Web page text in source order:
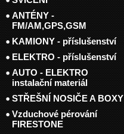
ANTÉNY -
FM/AM,GPS,GSM
KAMIONY - příslušenství
ELEKTRO - příslušenství
AUTO - ELEKTRO
instalační materiál
STŘEŠNÍ NOSIČE A BOXY
Vzduchové pérování
FIRESTONE